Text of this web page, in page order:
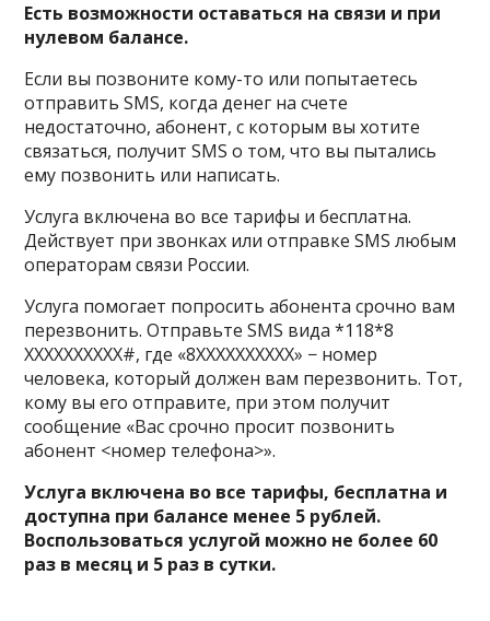
Есть возможности оставаться на связи и при
нулевом балансе.
Если вы позвоните кому-то или попытаетесь
отправить SMS, когда денег на счете
недостаточно, абонент, с которым вы хотите
связаться, получит SMS о том, что вы пытались
ему позвонить или написать.
Услуга включена во все тарифы и бесплатна.
Действует при звонках или отправке SMS любым
операторам связи России.
Услуга помогает попросить абонента срочно вам
перезвонить. Отправьте SMS вида *118*8
XXXXXXXXXX#, где «8XXXXXXXXXX» − номер
человека, который должен вам перезвонить. Тот,
кому вы его отправите, при этом получит
сообщение «Вас срочно просит позвонить
абонент <номер телефона>».
Услуга включена во все тарифы, бесплатна и
доступна при балансе менее 5 рублей.
Воспользоваться услугой можно не более 60
раз в месяц и 5 раз в сутки.